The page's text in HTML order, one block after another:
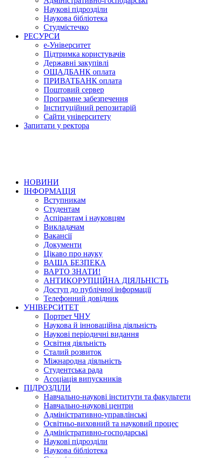
Наукові підрозділи
Наукова бібліотека
Студмістечко
РЕСУРСИ
е-Університет
Підтримка користувачів
Державні закупівлі
ОЩАДБАНК оплата
ПРИВАТБАНК оплата
Поштовий сервер
Програмне забезпечення
Інституційний репозитарій
Сайти університету
Запитати у ректора
НОВИНИ
ІНФОРМАЦІЯ
Вступникам
Студентам
Аспірантам і науковцям
Викладачам
Вакансії
Документи
Цікаво про науку
ВАША БЕЗПЕКА
ВАРТО ЗНАТИ!
АНТИКОРУПЦІЙНА ДІЯЛЬНІСТЬ
Доступ до публічної інформації
Телефонний довідник
УНІВЕРСИТЕТ
Портрет ЧНУ
Наукова й інноваційна діяльність
Наукові періодичні видання
Освітня діяльність
Сталий розвиток
Міжнародна діяльність
Студентська рада
Асоціація випускників
ПІДРОЗДІЛИ
Навчально-наукові інститути та факультети
Навчально-наукові центри
Адміністративно-управлінські
Освітньо-виховний та науковий процес
Адміністративно-господарські
Наукові підрозділи
Наукова бібліотека